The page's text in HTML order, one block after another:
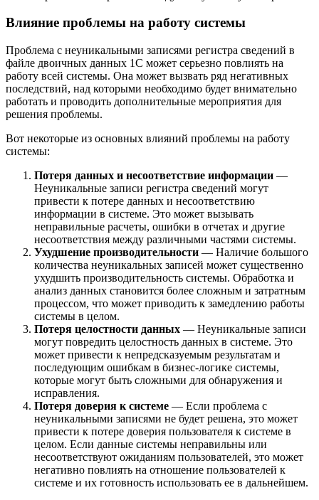
Влияние проблемы на работу системы
Проблема с неуникальными записями регистра сведений в
файле двоичных данных 1С может серьезно повлиять на
работу всей системы. Она может вызвать ряд негативных
последствий, над которыми необходимо будет внимательно
работать и проводить дополнительные мероприятия для
решения проблемы.
Вот некоторые из основных влияний проблемы на работу
системы:
Потеря данных и несоответствие информации —
Неуникальные записи регистра сведений могут
привести к потере данных и несоответствию
информации в системе. Это может вызывать
неправильные расчеты, ошибки в отчетах и другие
несоответствия между различными частями системы.
Ухудшение производительности — Наличие большого
количества неуникальных записей может существенно
ухудшить производительность системы. Обработка и
анализ данных становится более сложным и затратным
процессом, что может приводить к замедлению работы
системы в целом.
Потеря целостности данных — Неуникальные записи
могут повредить целостность данных в системе. Это
может привести к непредсказуемым результатам и
последующим ошибкам в бизнес-логике системы,
которые могут быть сложными для обнаружения и
исправления.
Потеря доверия к системе — Если проблема с
неуникальными записями не будет решена, это может
привести к потере доверия пользователя к системе в
целом. Если данные системы неправильны или
несоответствуют ожиданиям пользователей, это может
негативно повлиять на отношение пользователей к
системе и их готовность использовать ее в дальнейшем.